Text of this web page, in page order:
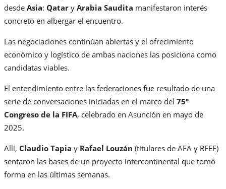
desde Asia: Qatar y Arabia Saudita manifestaron interés
concreto en albergar el encuentro.
Las negociaciones continúan abiertas y el ofrecimiento
económico y logístico de ambas naciones las posiciona como
candidatas viables.
El entendimiento entre las federaciones fue resultado de una
serie de conversaciones iniciadas en el marco del 75°
Congreso de la FIFA, celebrado en Asunción en mayo de
2025.
Allí, Claudio Tapia y Rafael Louzán (titulares de AFA y RFEF)
sentaron las bases de un proyecto intercontinental que tomó
forma en las últimas semanas.